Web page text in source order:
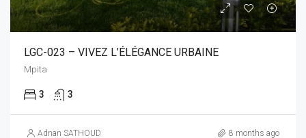
LGC-023 – VIVEZ L’ÉLÉGANCE URBAINE
Mpita
3 3
Adnan SATHOUD 8 months ago